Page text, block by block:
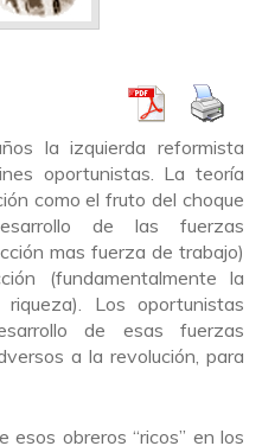
la izquierda reformista
oportunistas. La teoría
como el fruto del choque
de las fuerzas
mas fuerza de trabajo)
(fundamentalmente la
Los oportunistas
de esas fuerzas
a la revolución, para
esos obreros “ricos” en los